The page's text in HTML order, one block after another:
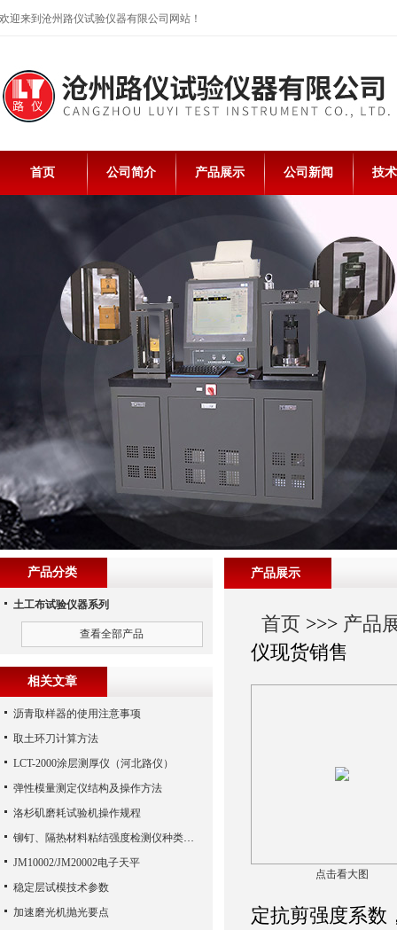
欢迎来到沧州路仪试验仪器有限公司网站！
首页 公司简介 产品展示 公司新闻 技
产品展示
首页 >>> 产品
仪现货销售
点击看大图
定抗剪强度系数
产品分类
土工布试验仪器系列
查看全部产品
相关文章
沥青取样器的使用注意事项
取土环刀计算方法
LCT-2000涂层测厚仪（河北路仪）
弹性模量测定仪结构及操作方法
洛杉矶磨耗试验机操作规程
铆钉、隔热材料粘结强度检测仪种类比较
JM10002/JM20002电子天平
稳定层试模技术参数
加速磨光机抛光要点